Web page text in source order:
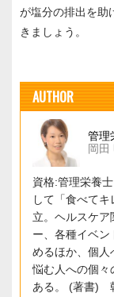
が塩分の排出を助
きましょう。
AUTHOR
管理
岡田
資格:管理栄養
して「食べて
立。ヘルスケ
ー、各種イベ
めるほか、個
悩む人への個々
ある。 (著書)